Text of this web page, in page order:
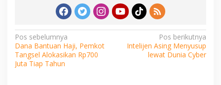
Navigasi
pos
Pos sebelumnya
Dana Bantuan Haji, Pemkot
Tangsel Alokasikan Rp700
Juta Tiap Tahun
Pos berikutnya
Intelijen Asing Menyusup
lewat Dunia Cyber